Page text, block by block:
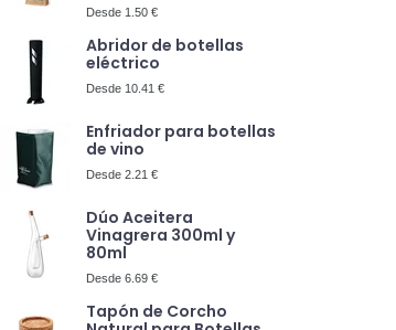
Desde 1.50 €
Abridor de botellas
eléctrico
Desde 10.41 €
Enfriador para botellas
de vino
Desde 2.21 €
Dúo Aceitera
Vinagrera 300ml y
80ml
Desde 6.69 €
Tapón de Corcho